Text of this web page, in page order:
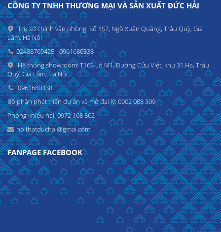
CÔNG TY TNHH THƯƠNG MẠI VÀ SẢN XUẤT ĐỨC HẢI
Trụ sở chính văn phòng: Số 157, Ngõ Xuân Quảng, Trâu Quỳ, Gia
Lâm, Hà Nội
02438769425 - 0961680338
Hệ thống showroom: T165 Lô M1, Đường Cửu Việt, khu 31 Ha, Trâu
Quỳ, Gia Lâm, Hà Nội
0961680338
Bộ phận phát triển dự án và mở đại lý: 0902 088 309
Phòng khiếu nại: 0972 168 562
noithatduchai@gmai.com
FANPAGE FACEBOOK